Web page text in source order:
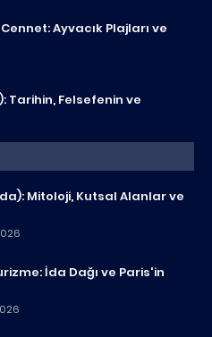
Ayvacık Plajları ve
Tarihin, Felsefenin ve
Mitoloji, Kutsal Alanlar ve
İda Dağı ve Paris'in